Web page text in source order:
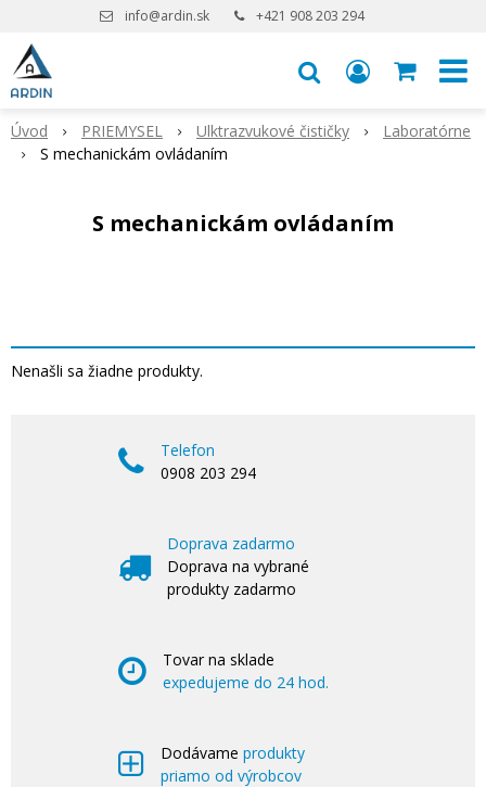
info@ardin.sk +421 908 203 294
Úvod PRIEMYSEL Ulktrazvukové čističky
Laboratórne
S mechanickám ovládaním
S mechanickám ovládaním
Nenašli sa žiadne produkty.
Telefon
0908 203 294
Doprava zadarmo
Doprava na vybrané
produkty zadarmo
Tovar na sklade
expedujeme do 24 hod.
Dodávame produkty
priamo od výrobcov